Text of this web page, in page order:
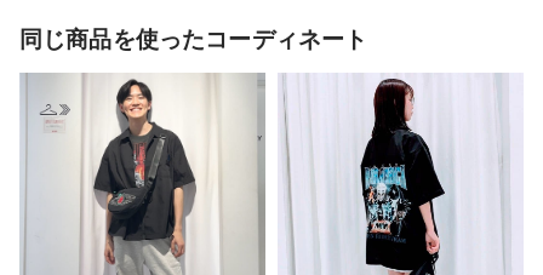
同じ商品を使ったコーディネート